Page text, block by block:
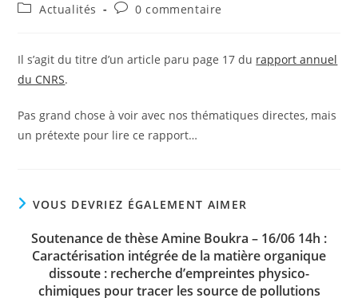
Actualités
0 commentaire
Il s’agit du titre d’un article paru page 17 du rapport annuel
du CNRS.
Pas grand chose à voir avec nos thématiques directes, mais
un prétexte pour lire ce rapport…
VOUS DEVRIEZ ÉGALEMENT AIMER
Soutenance de thèse Amine Boukra – 16/06 14h :
Caractérisation intégrée de la matière organique
dissoute : recherche d’empreintes physico-
chimiques pour tracer les source de pollutions